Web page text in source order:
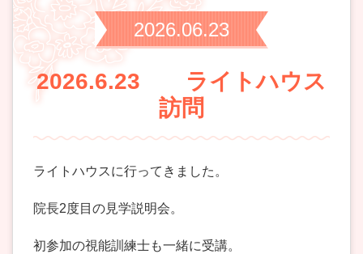
2026.06.23
2026.6.23 ライトハウス
訪問
ライトハウスに行ってきました。
院長2度目の見学説明会。
初参加の視能訓練士も一緒に受講。